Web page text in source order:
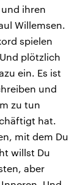
ihren
Willemsen.
spielen
plötzlich
ein. Es ist
und
zu tun
hat.
mit dem Du
willst Du
aber